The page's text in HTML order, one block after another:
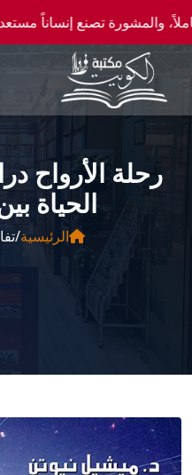
تصنع إنساناً مستعداً، والكتابة تصنع
رحلة الأرواح
الحياة
الرئيسية/